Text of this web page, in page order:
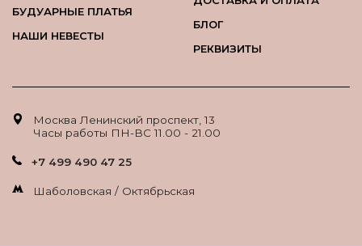
БУДУАРНЫЕ ПЛАТЬЯ
НАШИ НЕВЕСТЫ
БЛОГ
РЕКВИЗИТЫ
Москва Ленинский проспект, 13
Часы работы ПН-ВС 11.00 - 21.00
+7 499 490 47 25
Шаболовская / Октябрьская